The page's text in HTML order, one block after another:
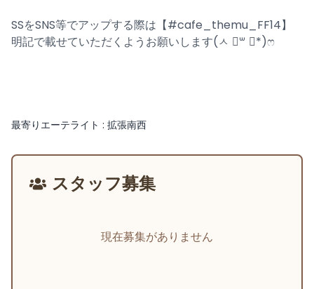
SSをSNS等でアップする際は【#cafe_themu_FF14】
明記で載せていただくようお願いします(ㅅ ॑꒳ ॑*)ෆ
最寄りエーテライト : 拡張南西
スタッフ募集
現在募集がありません